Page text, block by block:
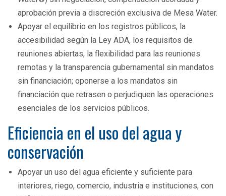
aprobación previa a discreción exclusiva de Mesa Water.
Apoyar el equilibrio en los registros públicos, la
accesibilidad según la Ley ADA, los requisitos de
reuniones abiertas, la flexibilidad para las reuniones
remotas y la transparencia gubernamental sin mandatos
sin financiación; oponerse a los mandatos sin
financiación que retrasen o perjudiquen las operaciones
esenciales de los servicios públicos.
Eficiencia en el uso del agua y
conservación
Apoyar un uso del agua eficiente y suficiente para
interiores, riego, comercio, industria e instituciones, con